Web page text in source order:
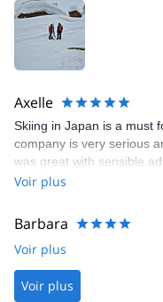
Axelle
Skiing in Japan is a must
company is very serious
was great with sensible
logistics and
beyond to give all the
immersion.
Voir plus
Barbara
Voir plus
Voir plus